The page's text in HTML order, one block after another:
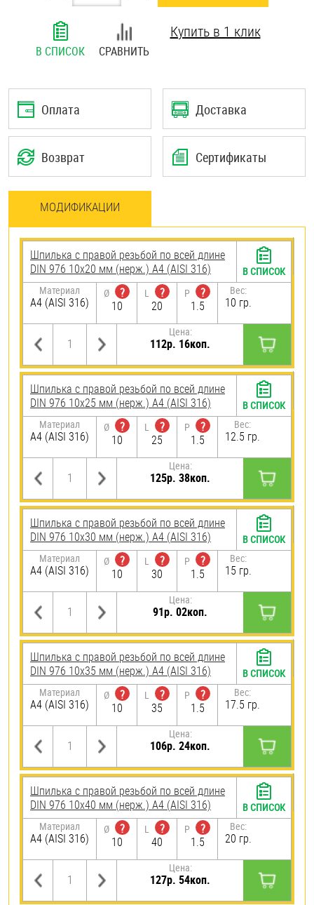
В СПИСОК СРАВНИТЬ
Купить в 1 клик
Оплата Доставка
Возврат Сертификаты
МОДИФИКАЦИИ
Шпилька с правой резьбой по всей длине
DIN 976 10х20 мм (нерж.) A4 (AISI 316)
Материал
A4 (AISI 316)
Ø
?
10
L
?
20
P
?
1.5
Вес:
10 гр.
Цена:
112р. 16коп.
В СПИСОК
Шпилька с правой резьбой по всей длине
DIN 976 10х25 мм (нерж.) A4 (AISI 316)
Материал
A4 (AISI 316)
Ø
?
10
L
?
25
P
?
1.5
Вес:
12.5 гр.
Цена:
125р. 38коп.
В СПИСОК
Шпилька с правой резьбой по всей длине
DIN 976 10х30 мм (нерж.) A4 (AISI 316)
Материал
A4 (AISI 316)
Ø
?
10
L
?
30
P
?
1.5
Вес:
15 гр.
Цена:
91р. 02коп.
В СПИСОК
Шпилька с правой резьбой по всей длине
DIN 976 10х35 мм (нерж.) A4 (AISI 316)
Материал
A4 (AISI 316)
Ø
?
10
L
?
35
P
?
1.5
Вес:
17.5 гр.
Цена:
106р. 24коп.
В СПИСОК
Шпилька с правой резьбой по всей длине
DIN 976 10х40 мм (нерж.) A4 (AISI 316)
Материал
A4 (AISI 316)
Ø
?
10
L
?
40
P
?
1.5
Вес:
20 гр.
Цена:
127р. 54коп.
В СПИСОК